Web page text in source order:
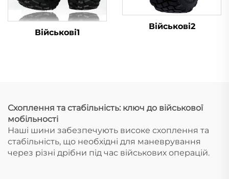
Військові1
Військові2
Схоплення та стабільність: ключ до військової
мобільності
Наші шини забезпечують високе схоплення та
стабільність, що необхідні для маневрування
через різні дрібни під час військових операцій.